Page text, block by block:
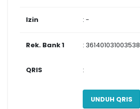
Izin : -
Rek. Bank 1 : 361401031003538
QRIS :
UNDUH QRIS